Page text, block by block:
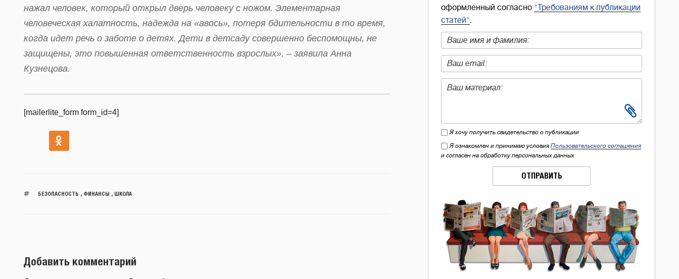
нажал человек, который открыл дверь человеку с ножом. Элементарная
человеческая халатность, надежда на «авось», потеря бдительности в то время,
когда идет речь о заботе о детях. Дети в детсаду совершенно беспомощны, не
защищены, это повышенная ответственность взрослых», – заявила Анна
Кузнецова.
[mailerlite_form form_id=4]
БЕЗОПАСНОСТЬ ФИНАНСЫ ШКОЛА
Добавить комментарий
оформленный согласно "Требованиям к публикации
статей".
Я хочу получить свидетельство о публикации
Я ознакомлен и принимаю условия Пользовательского соглашения
и согласен на обработку персональных данных
ОТПРАВИТЬ